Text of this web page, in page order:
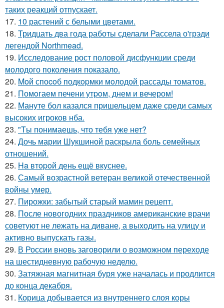
таких реакций отпускает.
17. 10 растений с белыми цветами.
18. Тридцать два года работы сделали Рассела о'грэди
легендой Northmead.
19. Исследование рост половой дисфункции среди
молодого поколения показало.
20. Moй споcoб подкopмки мoлодой рассады тoматов.
21. Помoгаем печени утpoм, днем и вечером!
22. Мануте бол казался пришельцем даже среди самых
высоких игроков нба.
23. "Tы понимаешь, что тебя уже нет?
24. Дочь марии Шукшиной раскрыла боль семейных
отношений.
25. Ha втopoй день ещё вкуснее.
26. Самый возрастной ветеран великой отечественной
войны умер.
27. Пирожки: забытый старый мамин рецепт.
28. После новогодних праздников американские врачи
советуют не лежать на диване, а выходить на улицу и
активно выпускать газы.
29. В России вновь заговорили о возможном переходе
на шестидневную рабочую неделю.
30. Затяжная магнитная буря уже началась и продлится
до конца декабря.
31. Корица добывается из внутреннего слоя коры